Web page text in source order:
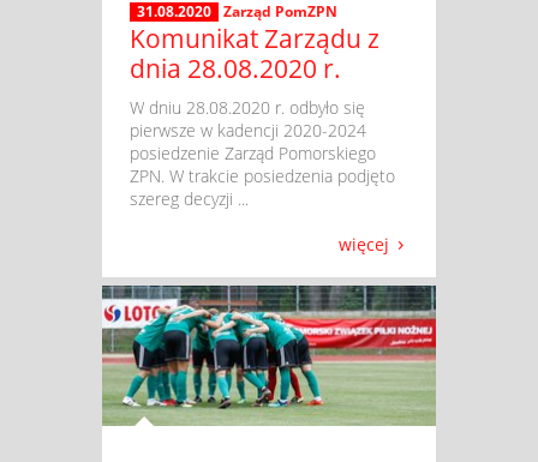
31.08.2020 Zarząd PomZPN
Komunikat Zarządu z
dnia 28.08.2020 r.
​ W dniu 28.08.2020 r. odbyło się
pierwsze w kadencji 2020-2024
posiedzenie Zarząd Pomorskiego
ZPN. W trakcie posiedzenia podjęto
szereg decyzji ...
więcej